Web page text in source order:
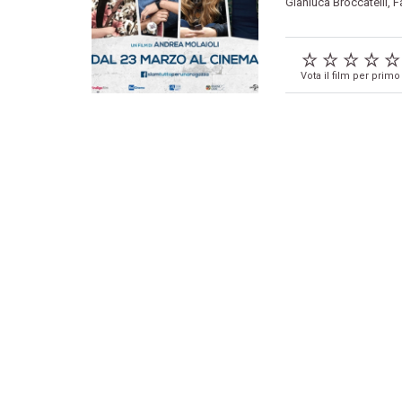
Vota il film per primo